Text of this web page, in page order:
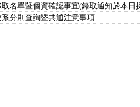
名單暨個資確認事宜(錄取通知於本日
分則查詢暨共通注意事項